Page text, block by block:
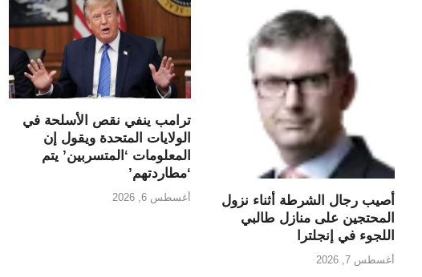
أصيب رجال الشرطة أثناء نزول
المحتجين على منازل طالبي
اللجوء في إنجلترا
أغسطس 7, 2026
ترامب ينفي نقص الأسلحة في
الولايات المتحدة ويقول إن
المعلومات ‘المتسربين’ يتم
‘مطاردتهم’
أغسطس 6, 2026